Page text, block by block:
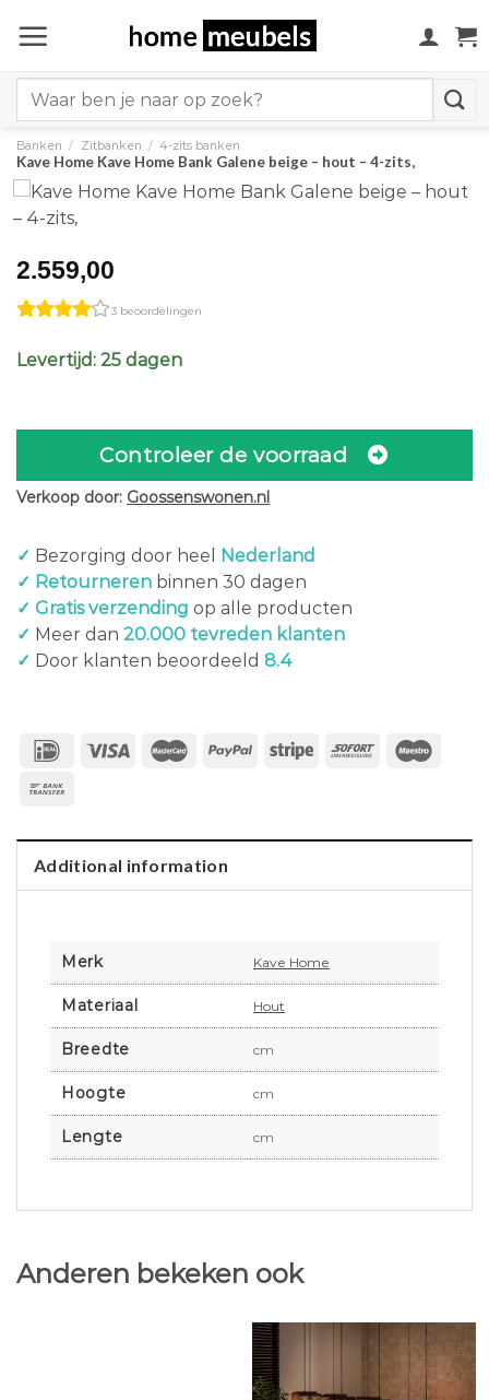
naar
for:
Banken / Zitbanken / 4-zits banken
Kave Home Kave Home Bank Galene beige – hout – 4-zits,
2.559,00
3 beoordelingen
Levertijd: 25 dagen
Controleer de voorraad
Verkoop door: Goossenswonen.nl
✓ Bezorging door heel
Nederland
✓ Retourneren binnen 30 dagen
✓ Gratis verzending op alle producten
✓ Meer dan 20.000 tevreden klanten
✓ Door klanten beoordeeld 8.4
Additional information
Merk Kave Home
Materiaal Hout
Breedte cm
Hoogte cm
Lengte cm
Anderen bekeken ook